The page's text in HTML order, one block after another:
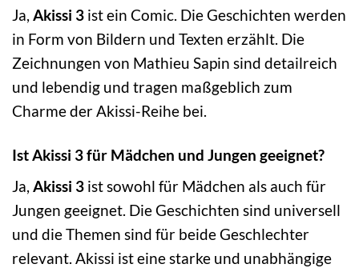
Ja, Akissi 3 ist ein Comic. Die Geschichten werden
in Form von Bildern und Texten erzählt. Die
Zeichnungen von Mathieu Sapin sind detailreich
und lebendig und tragen maßgeblich zum
Charme der Akissi-Reihe bei.
Ist Akissi 3 für Mädchen und Jungen geeignet?
Ja, Akissi 3 ist sowohl für Mädchen als auch für
Jungen geeignet. Die Geschichten sind universell
und die Themen sind für beide Geschlechter
relevant. Akissi ist eine starke und unabhängige